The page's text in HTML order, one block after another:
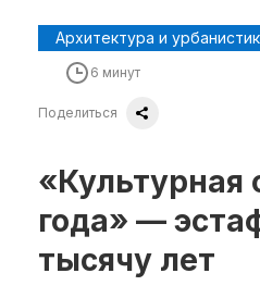
Legal review
События
IP Stories
О нас
Календарь
Архитектура и
6 минут
Поделиться
«Культурная
года» —
тысячу лет